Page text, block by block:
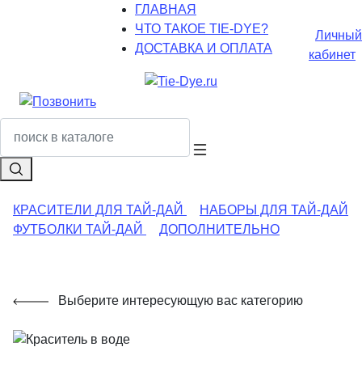
ГЛАВНАЯ
ЧТО ТАКОЕ TIE-DYE?
ДОСТАВКА И ОПЛАТА
Личный
кабинет
КРАСИТЕЛИ ДЛЯ ТАЙ-ДАЙ
НАБОРЫ ДЛЯ ТАЙ-ДАЙ
ФУТБОЛКИ ТАЙ-ДАЙ
ДОПОЛНИТЕЛЬНО
Выберите интересующую вас категорию